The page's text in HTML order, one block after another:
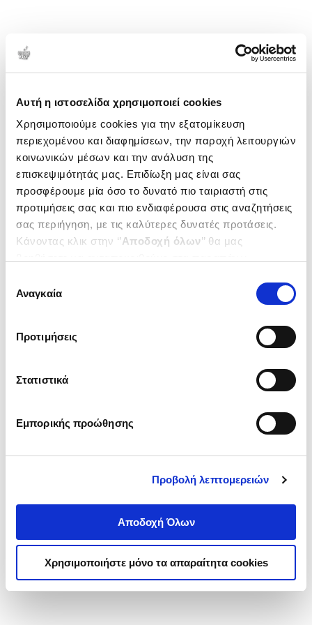
Αυτή η ιστοσελίδα χρησιμοποιεί cookies
Χρησιμοποιούμε cookies για την εξατομίκευση
περιεχομένου και διαφημίσεων, την παροχή λειτουργιών
κοινωνικών μέσων και την ανάλυση της
επισκεψιμότητάς μας. Επιδίωξη μας είναι σας
προσφέρουμε μία όσο το δυνατό πιο ταιριαστή στις
προτιμήσεις σας και πιο ενδιαφέρουσα στις αναζητήσεις
σας περιήγηση, με τις καλύτερες δυνατές προτάσεις.
Κάνοντας κλικ στην ‘’Αποδοχή όλων’’ θα μας
ενδιαφέρουν και να επιλέξετε από τα παρακάτω με την
΄΄και να ενημερωθείτε σχετικά με
συγκατάθεσης
Αναγκαία
Προτιμήσεις
Στατιστικά
Εμπορικής προώθησης
Προβολή λεπτομερειών
Αποδοχή Όλων
Χρησιμοποιήστε μόνο τα απαραίτητα cookies